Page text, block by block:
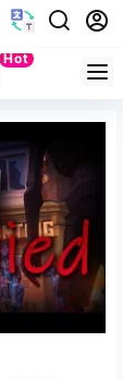
Hot
Quest